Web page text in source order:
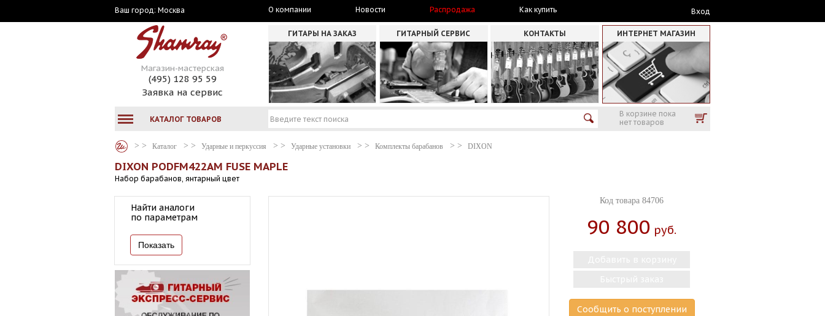
Ваш город: Москва О компании Новости Распродажа Как купить Вход
Магазин-мастерская
(495) 128 95 59
Заявка на сервис
ГИТАРЫ НА ЗАКАЗ ГИТАРНЫЙ СЕРВИС КОНТАКТЫ ИНТЕРНЕТ МАГАЗИН
КАТАЛОГ ТОВАРОВ
В корзине пока
нет товаров
Каталог Ударные и перкуссия Ударные установки Комплекты барабанов DIXON
DIXON PODFM422AM FUSE MAPLE
Набор барабанов, янтарный цвет
Найти аналоги
по параметрам
Код товара 84706
90 800 Руб.
Сообщить о поступлении